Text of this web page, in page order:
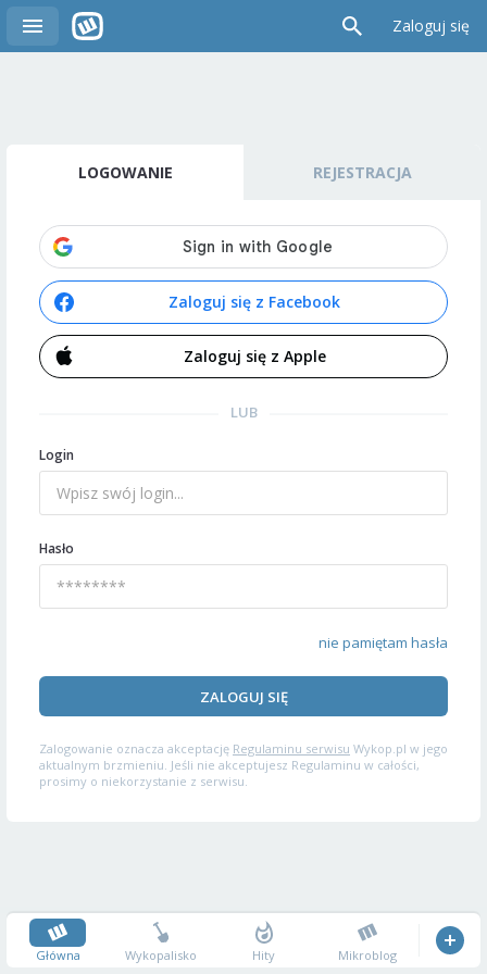
Zaloguj się
LOGOWANIE REJESTRACJA
Zaloguj się z Facebook
Zaloguj się z Apple
LUB
Login
Hasło
nie pamiętam hasła
ZALOGUJ SIĘ
Zalogowanie oznacza akceptację Regulaminu serwisu Wykop.pl w jego
aktualnym brzmieniu. Jeśli nie akceptujesz Regulaminu w całości,
prosimy o niekorzystanie z serwisu.
Główna Wykopalisko Hity Mikroblog